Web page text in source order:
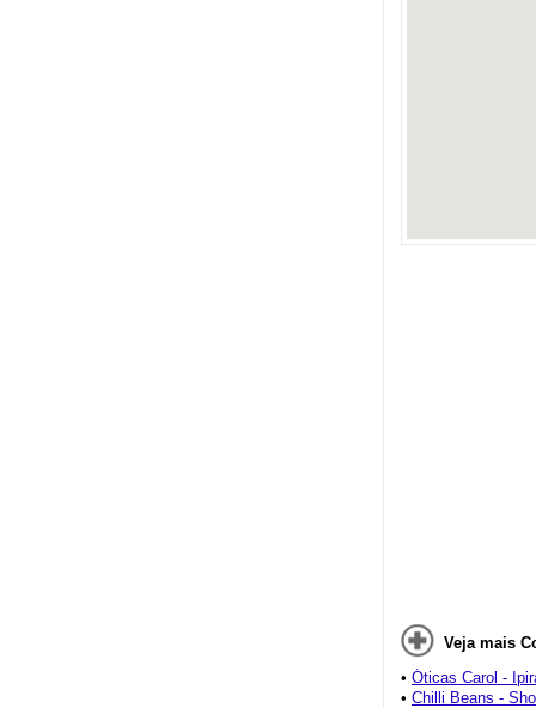
Veja mais
• Óticas Carol -
• Chilli Beans -